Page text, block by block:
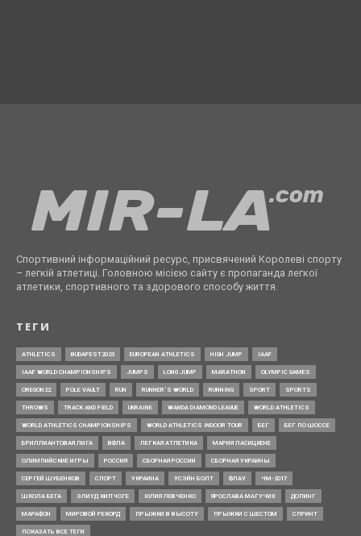
Спортивний інформаційний ресурс, присвячений Королеві спорту
– легкій атлетиці. Головною місією сайту є пропаганда легкої
атлетики, спортивного та здорового способу життя.
ТЕГИ
ATHLETICS BUDAPEST2023 EUROPEAN ATHLETICS HIGH JUMP IAAF
IAAF WORLD CHAMPIONSHIPS JUMPS LONG JUMP MARATHON OLYMPIC GAMES
OREGON22 POLE VAULT RUN RUNNER’S WORLD RUNNING SPORT SPORTS
THROWS TRACK AND FIELD UKRAINE WANDA DIAMOND LEAGUE WORLD ATHLETICS
WORLD ATHLETICS CHAMPIONSHIPS WORLD ATHLETICS INDOOR TOUR БЕГ БЕГ ПО ШОССЕ
БРИЛЛИАНТОВАЯ ЛИГА ВФЛА ЛЕГКАЯ АТЛЕТИКА МАРИЯ ЛАСИЦКЕНЕ
ОЛИМПИЙСКИЕ ИГРЫ РОССИЯ СБОРНАЯ РОССИИ СБОРНАЯ УКРАИНЫ
СЕРГЕЙ ШУБЕНКОВ СПОРТ УКРАИНА УСЭЙН БОЛТ ФЛАУ ЧМ-2017
ШКОЛА БЕГА ЭЛИУД КИПЧОГЕ ЮЛИЯ ЛЕВЧЕНКО ЯРОСЛАВА МАГУЧИХ ДОПИНГ
МАРАФОН МИРОВОЙ РЕКОРД ПРЫЖКИ В ВЫСОТУ ПРЫЖКИ С ШЕСТОМ СПРИНТ
ПОКАЗАТЬ ВСЕ ТЕГИ